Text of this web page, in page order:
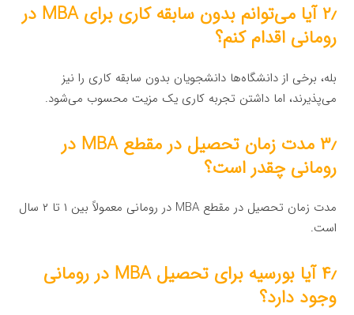
۲٫ آیا می‌توانم بدون سابقه کاری برای MBA در
رومانی اقدام کنم؟
بله، برخی از دانشگاه‌ها دانشجویان بدون سابقه کاری را نیز
می‌پذیرند، اما داشتن تجربه کاری یک مزیت محسوب می‌شود.
۳٫ مدت زمان تحصیل در مقطع MBA در
رومانی چقدر است؟
مدت زمان تحصیل در مقطع MBA در رومانی معمولاً بین ۱ تا ۲ سال
است.
۴٫ آیا بورسیه برای تحصیل MBA در رومانی
وجود دارد؟